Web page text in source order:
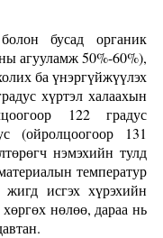
бусад органик
агууламж 50%-60%),
ба үнэргүйжүүлэх
хүртэл халаахын
122 градус
(ойролцоогоор 131
нэмэхийн тулд
температур
жигд исгэх хүрэхийн
нөлөө, дараа нь